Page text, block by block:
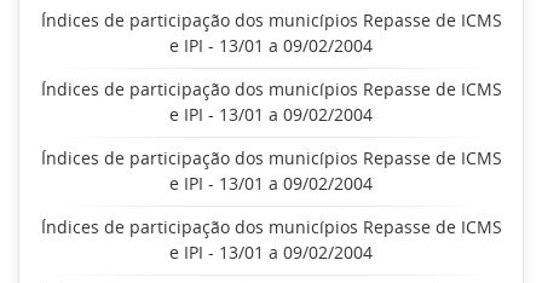
Índices de participação dos municípios Repasse de ICMS
e IPI - 13/01 a 09/02/2004
Índices de participação dos municípios Repasse de ICMS
e IPI - 13/01 a 09/02/2004
Índices de participação dos municípios Repasse de ICMS
e IPI - 13/01 a 09/02/2004
Índices de participação dos municípios Repasse de ICMS
e IPI - 13/01 a 09/02/2004